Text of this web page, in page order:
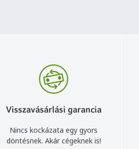
Visszavásárlási garancia
Nincs kockázata egy gyors
döntésnek. Akár cégeknek is!